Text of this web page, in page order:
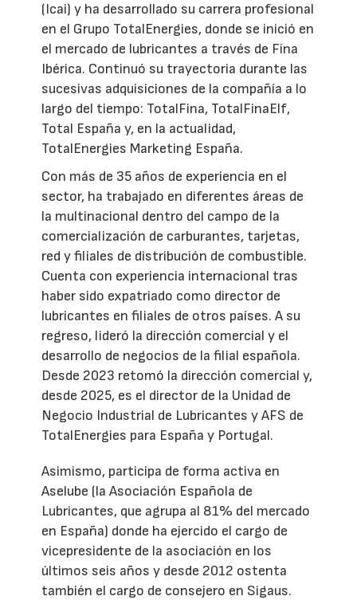
(Icai) y ha desarrollado su carrera profesional
en el Grupo TotalEnergies, donde se inició en
el mercado de lubricantes a través de Fina
Ibérica. Continuó su trayectoria durante las
sucesivas adquisiciones de la compañía a lo
largo del tiempo: TotalFina, TotalFinaElf,
Total España y, en la actualidad,
TotalEnergies Marketing España.
Con más de 35 años de experiencia en el
sector, ha trabajado en diferentes áreas de
la multinacional dentro del campo de la
comercialización de carburantes, tarjetas,
red y filiales de distribución de combustible.
Cuenta con experiencia internacional tras
haber sido expatriado como director de
lubricantes en filiales de otros países. A su
regreso, lideró la dirección comercial y el
desarrollo de negocios de la filial española.
Desde 2023 retomó la dirección comercial y,
desde 2025, es el director de la Unidad de
Negocio Industrial de Lubricantes y AFS de
TotalEnergies para España y Portugal.
Asimismo, participa de forma activa en
Aselube (la Asociación Española de
Lubricantes, que agrupa al 81% del mercado
en España) donde ha ejercido el cargo de
vicepresidente de la asociación en los
últimos seis años y desde 2012 ostenta
también el cargo de consejero en Sigaus.